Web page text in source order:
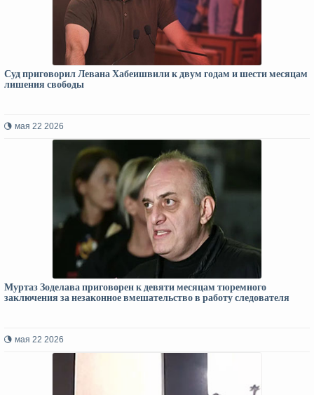
Суд приговорил Левана Хабеишвили к двум годам и шести месяцам
лишения свободы
мая 22 2026
Муртаз Зоделава приговорен к девяти месяцам тюремного
заключения за незаконное вмешательство в работу следователя
мая 22 2026